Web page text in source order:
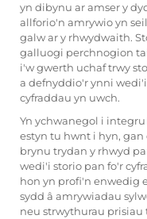
yn dibynu ar amser y
allforio'n amrywio yn
galw ar y rhwydwaith.
galluogi perchnogion
i'w gwerth uchaf trwy
a defnyddio'r ynni
cyfraddau yn uwch.
Yn ychwanegol i
estyn tu hwnt i hyn,
brynu trydan y rhwyd
wedi'i storio pan fo'r
hon yn profi'n enwedig
sydd â amrywiadau
neu strwythurau